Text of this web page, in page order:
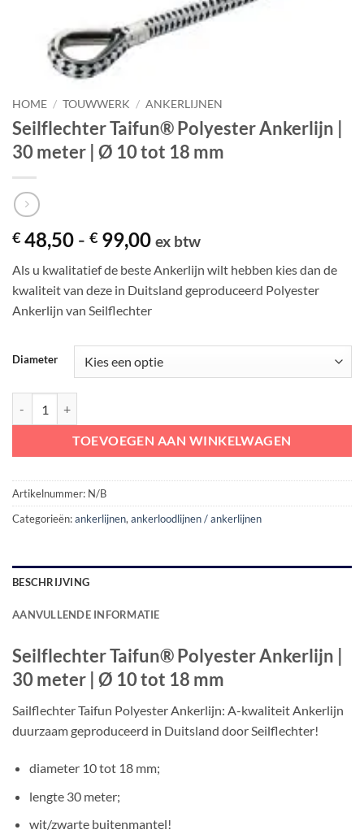
HOME / TOUWWERK / ANKERLIJNEN
Seilflechter Taifun® Polyester Ankerlijn |
30 meter | Ø 10 tot 18 mm
€ 48,50 - € 99,00Prijsklasse:
tot
€ 99,00
ex btw
Als u kwalitatief de beste Ankerlijn wilt hebben kies dan de
kwaliteit van deze in Duitsland geproduceerd Polyester
Ankerlijn van Seilflechter
Diameter
TOEVOEGEN AAN WINKELWAGEN
Artikelnummer: N/B
Categorieën:ankerlijnen, ankerloodlijnen / ankerlijnen
BESCHRIJVING
AANVULLENDE INFORMATIE
Seilflechter Taifun® Polyester Ankerlijn |
30 meter | Ø 10 tot 18 mm
Sailflechter Taifun Polyester Ankerlijn: A-kwaliteit Ankerlijn
duurzaam geproduceerd in Duitsland door Seilflechter!
diameter 10 tot 18 mm;
lengte 30 meter;
wit/zwarte buitenmantel!